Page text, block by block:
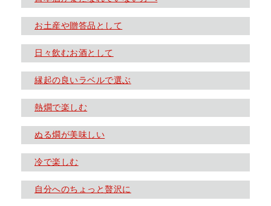
お土産や贈答品として
日々飲むお酒として
縁起の良いラベルで選ぶ
熱燗で楽しむ
ぬる燗が美味しい
冷で楽しむ
自分へのちょっと贅沢に